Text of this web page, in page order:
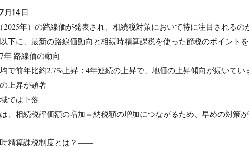
14日
2025年）の路線価が発表され、相続税対策において特に注目される
下に、最新の路線価動向と相続時精算課税を使った節税のポイントを
路線価の動向――
均で前年比約2.7%上昇：4年連続の上昇で、地価の上昇傾向が続いてい
上昇が顕著
では下落
、相続税評価額の増加＝納税額の増加につながるため、早めの対策が
精算課税制度とは？――